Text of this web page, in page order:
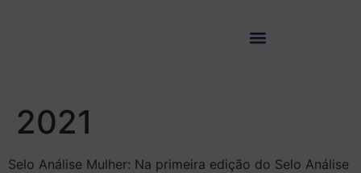
2021
Selo Análise Mulher: Na primeira edição do Selo Análise